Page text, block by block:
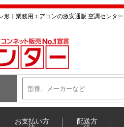
形｜業務用エアコンの激安通販 空調センタ